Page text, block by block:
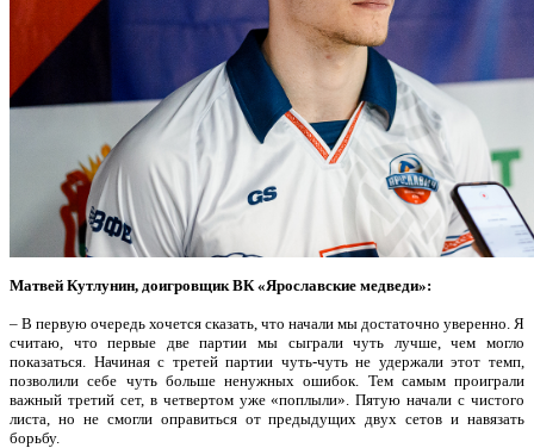
Матвей Кутлунин, доигровщик ВК «Ярославские медведи»:
– В первую очередь хочется сказать, что начали мы достаточно уверенно. Я
считаю, что первые две партии мы сыграли чуть лучше, чем могло
показаться. Начиная с третей партии чуть-чуть не удержали этот темп,
позволили себе чуть больше ненужных ошибок. Тем самым проиграли
важный третий сет, в четвертом уже «поплыли». Пятую начали с чистого
листа, но не смогли оправиться от предыдущих двух сетов и навязать
борьбу.